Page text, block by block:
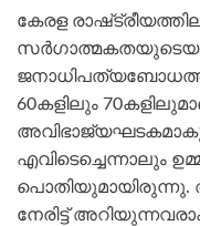
കേരള
60കളിലും
എവിടെച്ചെന്നാലും
പൊതിയുമായിരുന്നു.
നേരിട്ട്